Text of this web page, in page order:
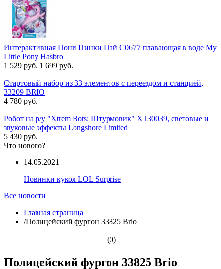
Интерактивная Пони Пинки Пай C0677 плавающая в воде My
Little Pony Hasbro
1 529 руб. 1 699 руб.
Стартовый набор из 33 элементов с переездом и станцией,
33209 BRIO
4 780 руб.
Робот на р/у "Xtrem Bots: Штурмовик" XT30039, световые и
звуковые эффекты Longshore Limited
5 430 руб.
Что нового?
14.05.2021
Новинки кукол LOL Surprise
Все новости
Главная страница
/Полицейский фургон 33825 Brio
(0)
Полицейский фургон 33825 Brio